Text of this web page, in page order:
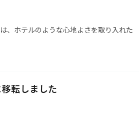
、ホテルのような心地よさを取り入れた
転しました